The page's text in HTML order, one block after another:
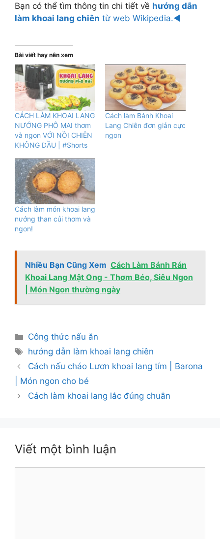
Bạn có thể tìm thông tin chi tiết về hướng dẫn
làm khoai lang chiên từ web Wikipedia.◄
Bài viết hay nên xem
CÁCH LÀM KHOAI LANG
NƯỚNG PHÔ MAI thơm
và ngon VỚI NỒI CHIÊN
KHÔNG DẦU | #Shorts
Cách làm Bánh Khoai
Lang Chiên đơn giản cực
ngon
Cách làm món khoai lang
nướng than củi thơm và
ngon!
Nhiều Bạn Cũng Xem Cách Làm Bánh Rán
Khoai Lang Mật Ong - Thơm Béo, Siêu Ngon
| Món Ngon thường ngày
Danh
mục
Công thức nấu ăn
Thẻ
hướng dẫn làm khoai lang chiên
Cách nấu cháo Lươn khoai lang tím | Barona
| Món ngon cho bé
Cách làm khoai lang lắc đúng chuẫn
Viết một bình luận